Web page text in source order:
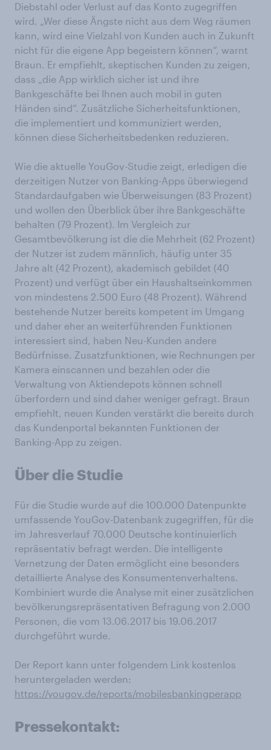
Diebstahl oder Verlust auf das Konto zugegriffen
wird. „Wer diese Ängste nicht aus dem Weg räumen
kann, wird eine Vielzahl von Kunden auch in Zukunft
nicht für die eigene App begeistern können“, warnt
Braun. Er empfiehlt, skeptischen Kunden zu zeigen,
dass „die App wirklich sicher ist und ihre
Bankgeschäfte bei Ihnen auch mobil in guten
Händen sind“. Zusätzliche Sicherheitsfunktionen,
die implementiert und kommuniziert werden,
können diese Sicherheitsbedenken reduzieren.
Wie die aktuelle YouGov-Studie zeigt, erledigen die
derzeitigen Nutzer von Banking-Apps überwiegend
Standardaufgaben wie Überweisungen (83 Prozent)
und wollen den Überblick über ihre Bankgeschäfte
behalten (79 Prozent). Im Vergleich zur
Gesamtbevölkerung ist die die Mehrheit (62 Prozent)
der Nutzer ist zudem männlich, häufig unter 35
Jahre alt (42 Prozent), akademisch gebildet (40
Prozent) und verfügt über ein Haushaltseinkommen
von mindestens 2.500 Euro (48 Prozent). Während
bestehende Nutzer bereits kompetent im Umgang
und daher eher an weiterführenden Funktionen
interessiert sind, haben Neu-Kunden andere
Bedürfnisse. Zusatzfunktionen, wie Rechnungen per
Kamera einscannen und bezahlen oder die
Verwaltung von Aktiendepots können schnell
überfordern und sind daher weniger gefragt. Braun
empfiehlt, neuen Kunden verstärkt die bereits durch
das Kundenportal bekannten Funktionen der
Banking-App zu zeigen.
Über die Studie
Für die Studie wurde auf die 100.000 Datenpunkte
umfassende YouGov-Datenbank zugegriffen, für die
im Jahresverlauf 70.000 Deutsche kontinuierlich
repräsentativ befragt werden. Die intelligente
Vernetzung der Daten ermöglicht eine besonders
detaillierte Analyse des Konsumentenverhaltens.
Kombiniert wurde die Analyse mit einer zusätzlichen
bevölkerungsrepräsentativen Befragung von 2.000
Personen, die vom 13.06.2017 bis 19.06.2017
durchgeführt wurde.
Der Report kann unter folgendem Link kostenlos
heruntergeladen werden:
https://yougov.de/reports/mobilesbankingperapp
Pressekontakt: